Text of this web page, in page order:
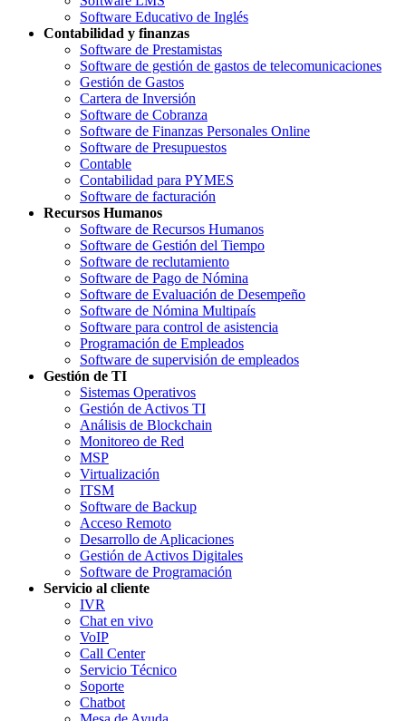
Software Educativo de Inglés
Contabilidad y finanzas
Software de Prestamistas
Software de gestión de gastos de telecomunicaciones
Gestión de Gastos
Cartera de Inversión
Software de Cobranza
Software de Finanzas Personales Online
Software de Presupuestos
Contable
Contabilidad para PYMES
Software de facturación
Recursos Humanos
Software de Recursos Humanos
Software de Gestión del Tiempo
Software de reclutamiento
Software de Pago de Nómina
Software de Evaluación de Desempeño
Software de Nómina Multipaís
Software para control de asistencia
Programación de Empleados
Software de supervisión de empleados
Gestión de TI
Sistemas Operativos
Gestión de Activos TI
Análisis de Blockchain
Monitoreo de Red
MSP
Virtualización
ITSM
Software de Backup
Acceso Remoto
Desarrollo de Aplicaciones
Gestión de Activos Digitales
Software de Programación
Servicio al cliente
IVR
Chat en vivo
VoIP
Call Center
Servicio Técnico
Soporte
Chatbot